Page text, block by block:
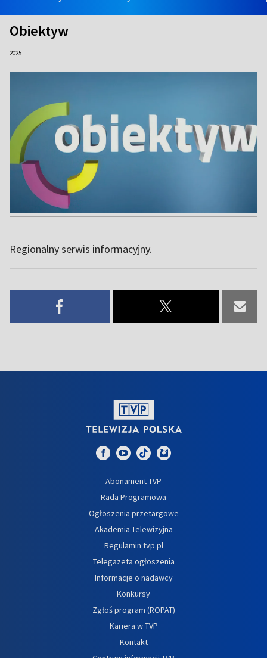
Obiektyw
2025
Regionalny serwis informacyjny.
Abonament TVP
Rada Programowa
Ogłoszenia przetargowe
Akademia Telewizyjna
Regulamin tvp.pl
Telegazeta ogłoszenia
Informacje o nadawcy
Konkursy
Zgłoś program (ROPAT)
Kariera w TVP
Kontakt